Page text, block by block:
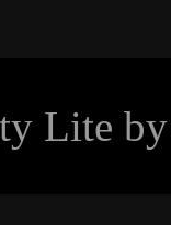
Lite